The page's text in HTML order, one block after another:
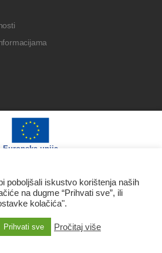
Europska unija
regionalni razvoj.
poboljšali iskustvo korištenja naših
na dugme “Prihvati sve”, ili
kolačića".
Prihvati sve Pročitaj više